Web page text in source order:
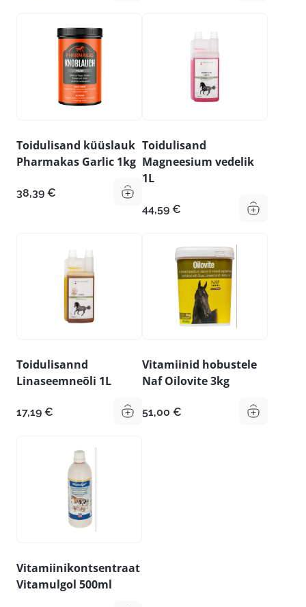
Toidulisand küüslauk
Pharmakas Garlic 1kg
38,39 €
Toidulisand
Magneesium vedelik
1L
44,59 €
Toidulisannd
Linaseemneõli 1L
17,19 €
Vitamiinid hobustele
Naf Oilovite 3kg
51,00 €
Vitamiinikontsentraat
Vitamulgol 500ml